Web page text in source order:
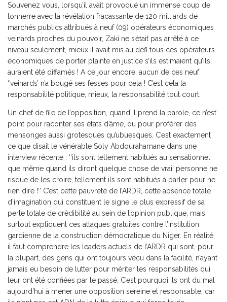
Souvenez vous, lorsqu’il avait provoqué un immense coup de
tonnerre avec la révélation fracassante de 120 milliards de
marchés publics attribués à neuf (09) opérateurs économiques
veinards proches du pouvoir, Zaki ne s’était pas arrêté à ce
niveau seulement, mieux il avait mis au défi tous ces opérateurs
économiques de porter plainte en justice s’ils estimaient qu’ils
auraient été diffamés ! A ce jour encore, aucun de ces neuf
‘’veinards’ n’a bougé ses fesses pour cela ! C’est cela la
responsabilité politique, mieux, la responsabilité tout court.
Un chef de file de l’opposition, quand il prend la parole, ce n’est
point pour raconter ses états d’âme, ou pour proférer des
mensonges aussi grotesques qu’ubuesques. C’est exactement
ce que disait le vénérable Soly Abdourahamane dans une
interview récente : ‘’ils sont tellement habitués au sensationnel
que même quand ils diront quelque chose de vrai, personne ne
risque de les croire, tellement ils sont habitués à parler pour ne
rien dire !’’ C’est cette pauvreté de l’ARDR, cette absence totale
d’imagination qui constituent le signe le plus expressif de sa
perte totale de crédibilité au sein de l’opinion publique, mais
surtout expliquent ces attaques gratuites contre l’institution
gardienne de la construction démocratique du Niger. En réalité,
il faut comprendre les leaders actuels de l’ARDR qui sont, pour
la plupart, des gens qui ont toujours vécu dans la facilité, n’ayant
jamais eu besoin de lutter pour mériter les responsabilités qui
leur ont été confiées par le passé. C’est pourquoi ils ont du mal
aujourd’hui à mener une opposition sereine et responsable, car